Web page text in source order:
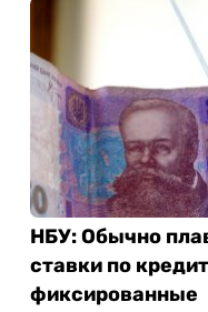
НБУ: Обычно
ставки по
фиксированные